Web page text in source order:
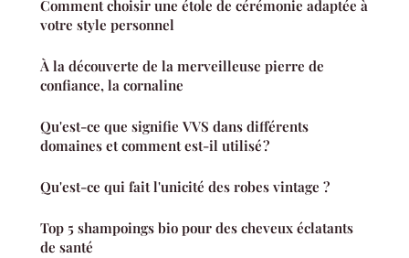
Comment choisir une étole de cérémonie adaptée à
votre style personnel
À la découverte de la merveilleuse pierre de
confiance, la cornaline
Qu'est-ce que signifie VVS dans différents
domaines et comment est-il utilisé ?
Qu'est-ce qui fait l'unicité des robes vintage ?
Top 5 shampoings bio pour des cheveux éclatants
de santé